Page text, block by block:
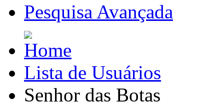
Pesquisa Avançada
Lista de Usuários
Senhor das Botas